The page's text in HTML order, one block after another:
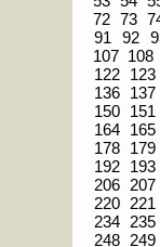
72 73
91
92
107 108
122
123
136
137
150
151
164
165
178
179
192
193
206 207
220
221
234
235
248
249